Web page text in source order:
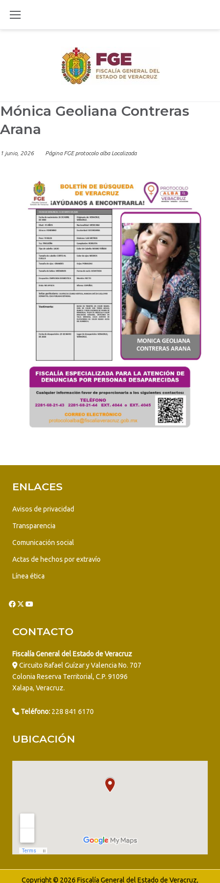
Mónica Geoliana Contreras
Arana
1 junio, 2026 Página FGE protocolo alba Localizada
ENLACES
Avisos de privacidad
Transparencia
Comunicación social
Actas de hechos por extravío
Línea ética
CONTACTO
Fiscalía General del Estado de Veracruz
Circuito Rafael Guízar y Valencia No. 707
Colonia Reserva Territorial, C.P. 91096
Xalapa, Veracruz.
Teléfono: 228 841 6170
UBICACIÓN
Copyright © 2026 Fiscalía General del Estado de Veracruz,